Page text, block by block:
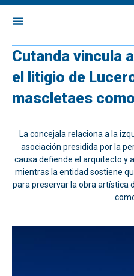
Cutanda vincula
el litigio de
mascletaes
La concejala relaciona a la
asociación presidida por la
causa defiende el arquitecto y
mientras la entidad sostiene
para preservar la obra artística